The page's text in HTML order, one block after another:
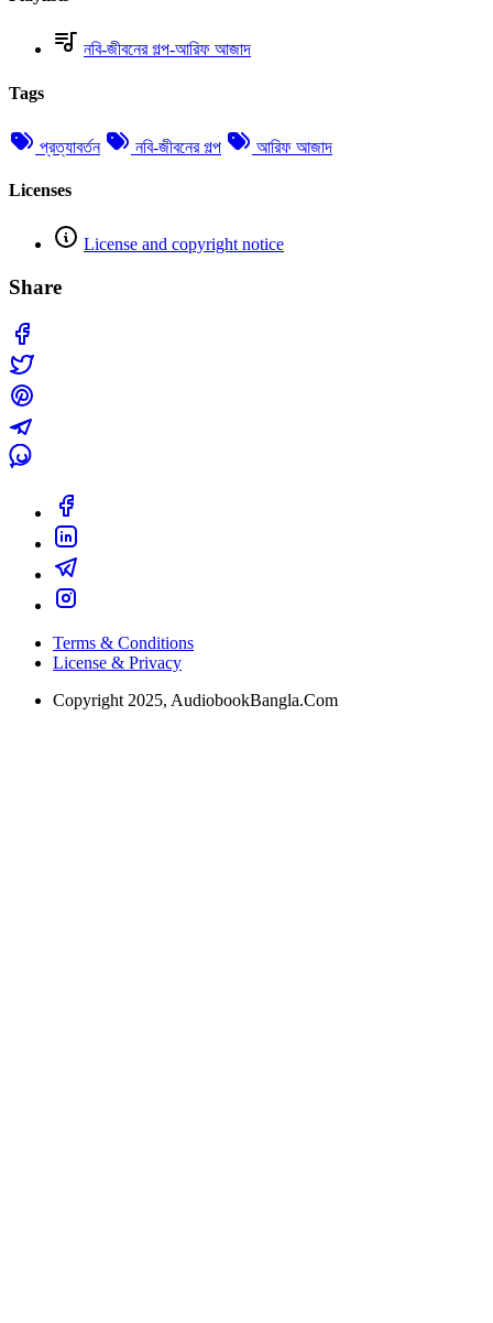
নবি-জীবনের গল্প-আরিফ আজাদ
Tags
প্রত্যাবর্তন নবি-জীবনের গল্প আরিফ আজাদ
Licenses
License and copyright notice
Share
Terms & Conditions
License & Privacy
Copyright 2025, AudiobookBangla.Com